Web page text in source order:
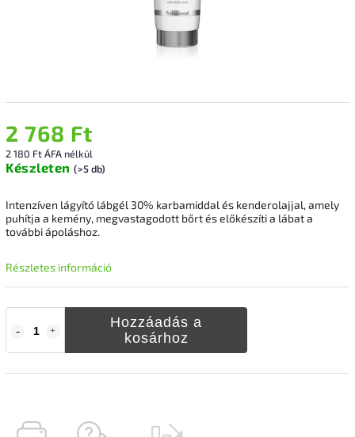
2 768 Ft
2 180 Ft ÁFA nélkül
Készleten (>5 db)
Hozzáadás a
kosárhoz
Intenzíven lágyító lábgél 30% karbamiddal és kenderolajjal, amely
puhítja a kemény, megvastagodott bőrt és előkészíti a lábat a
további ápoláshoz.
Részletes információ